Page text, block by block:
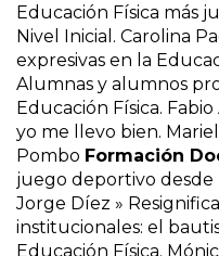
Educación Física más
Nivel Inicial. Carolina
expresivas en la
Alumnas y alumnos
Educación Física.
yo me llevo bien.
Pombo Formación
juego deportivo desde
Jorge Díez »
institucionales: el
Educación Física.